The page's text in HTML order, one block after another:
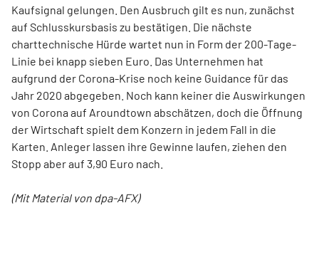
Kaufsignal gelungen. Den Ausbruch gilt es nun, zunächst
auf Schlusskursbasis zu bestätigen. Die nächste
charttechnische Hürde wartet nun in Form der 200-Tage-
Linie bei knapp sieben Euro. Das Unternehmen hat
aufgrund der Corona-Krise noch keine Guidance für das
Jahr 2020 abgegeben. Noch kann keiner die Auswirkungen
von Corona auf Aroundtown abschätzen, doch die Öffnung
der Wirtschaft spielt dem Konzern in jedem Fall in die
Karten. Anleger lassen ihre Gewinne laufen, ziehen den
Stopp aber auf 3,90 Euro nach.
(Mit Material von dpa-AFX)